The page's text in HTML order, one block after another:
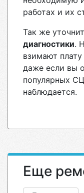
работах и их
Так же
диагностики.
взимают
даже если вы
популярных
наблюдается.
Еще